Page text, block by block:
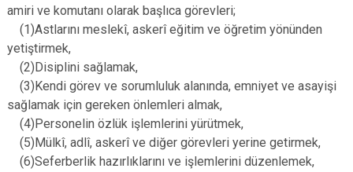
amiri ve komutanı olarak başlıca görevleri;
(1)Astlarını meslekî, askerî eğitim ve öğretim yönünden
yetiştirmek,
(2)Disiplini sağlamak,
(3)Kendi görev ve sorumluluk alanında, emniyet ve asayişi
sağlamak için gereken önlemleri almak,
(4)Personelin özlük işlemlerini yürütmek,
(5)Mülkî, adlî, askerî ve diğer görevleri yerine getirmek,
(6)Seferberlik hazırlıklarını ve işlemlerini düzenlemek,